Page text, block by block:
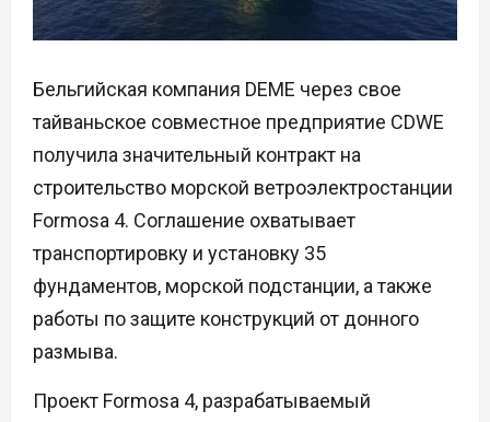
Бельгийская компания DEME через свое
тайваньское совместное предприятие CDWE
получила значительный контракт на
строительство морской ветроэлектростанции
Formosa 4. Соглашение охватывает
транспортировку и установку 35
фундаментов, морской подстанции, а также
работы по защите конструкций от донного
размыва.
Проект Formosa 4, разрабатываемый